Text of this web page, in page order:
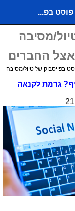
מסיבה
אצל החברים
בפייסבוק של טיול/מסיבה
גרמת לקנאה